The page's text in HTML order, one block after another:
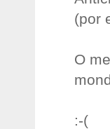
(por
O
:-(